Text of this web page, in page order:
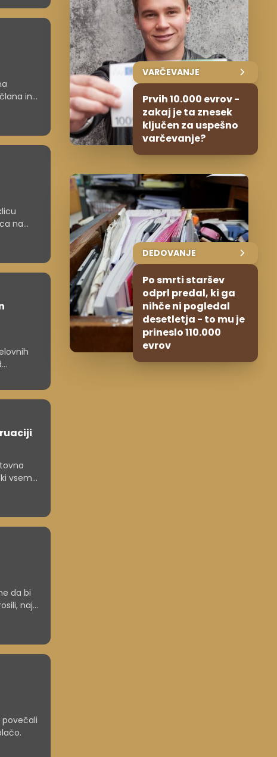
in
na
vsem
da bi
naj
povečali
VARČEVANJE
Prvih 10.000 evrov -
zakaj je ta znesek
ključen za uspešno
varčevanje?
DEDOVANJE
Po smrti staršev
odprl predal, ki ga
nihče ni pogledal
desetletja - to mu je
prineslo 110.000
evrov